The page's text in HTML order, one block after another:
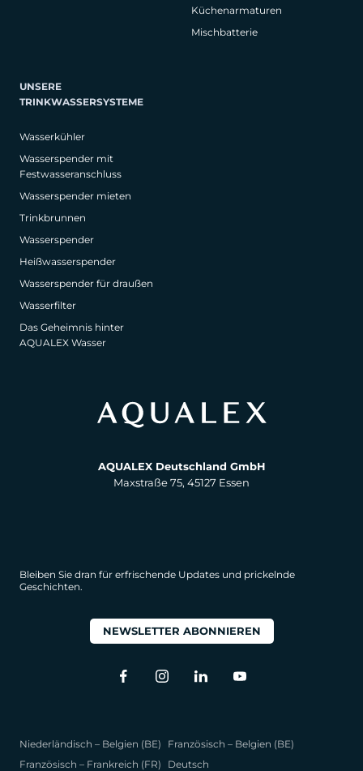
Küchenarmaturen
Mischbatterie
UNSERE
TRINKWASSERSYSTEME
Wasserkühler
Wasserspender mit
Festwasseranschluss
Wasserspender mieten
Trinkbrunnen
Wasserspender
Heißwasserspender
Wasserspender für draußen
Wasserfilter
Das Geheimnis hinter
AQUALEX Wasser
AQUALEX Deutschland GmbH
Maxstraße 75, 45127 Essen
Bleiben Sie dran für erfrischende Updates und prickelnde
Geschichten.
NEWSLETTER ABONNIEREN
Niederländisch – Belgien (BE)
Französisch – Belgien (BE)
Französisch – Frankreich (FR)
Deutsch